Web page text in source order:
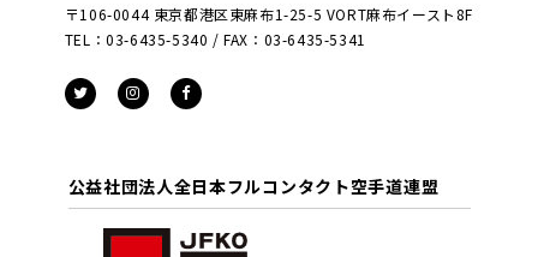
〒106-0044 東京都港区東麻布1-25-5 VORT麻布イースト8F
TEL：03-6435-5340 / FAX：03-6435-5341
公益社団法人全日本フルコンタクト空手道連盟